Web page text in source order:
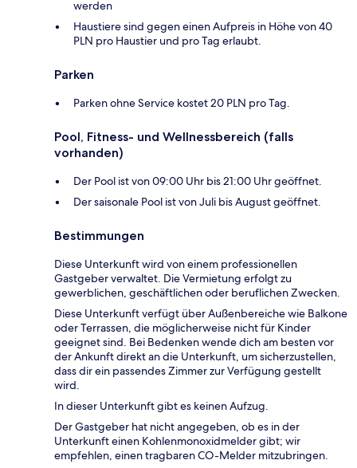
werden
Haustiere sind gegen einen Aufpreis in Höhe von 40
PLN pro Haustier und pro Tag erlaubt.
Parken
Parken ohne Service kostet 20 PLN pro Tag.
Pool, Fitness- und Wellnessbereich (falls
vorhanden)
Der Pool ist von 09:00 Uhr bis 21:00 Uhr geöffnet.
Der saisonale Pool ist von Juli bis August geöffnet.
Bestimmungen
Diese Unterkunft wird von einem professionellen
Gastgeber verwaltet. Die Vermietung erfolgt zu
gewerblichen, geschäftlichen oder beruflichen Zwecken.
Diese Unterkunft verfügt über Außenbereiche wie Balkone
oder Terrassen, die möglicherweise nicht für Kinder
geeignet sind. Bei Bedenken wende dich am besten vor
der Ankunft direkt an die Unterkunft, um sicherzustellen,
dass dir ein passendes Zimmer zur Verfügung gestellt
wird.
In dieser Unterkunft gibt es keinen Aufzug.
Der Gastgeber hat nicht angegeben, ob es in der
Unterkunft einen Kohlenmonoxidmelder gibt; wir
empfehlen, einen tragbaren CO-Melder mitzubringen.